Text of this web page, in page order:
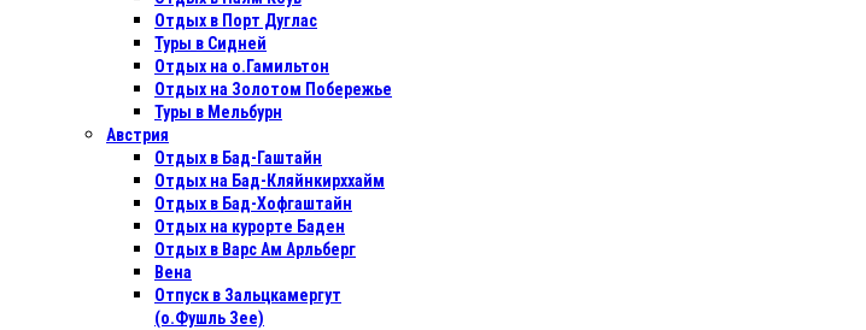
Отдых в Порт Дуглас
Туры в Сидней
Отдых на о.Гамильтон
Отдых на Золотом Побережье
Туры в Мельбурн
Австрия
Отдых в Бад-Гаштайн
Отдых на Бад-Кляйнкирххайм
Отдых в Бад-Хофгаштайн
Отдых на курорте Баден
Отдых в Варс Ам Арльберг
Вена
Отпуск в Зальцкамергут
(о.Фушль Зее)